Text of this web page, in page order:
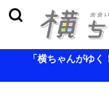
「横ちゃんがゆ